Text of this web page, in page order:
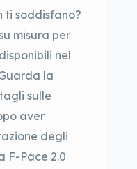
ti soddisfano?
misura per
nel
la
sulle
aver
degli
F-Pace 2.0